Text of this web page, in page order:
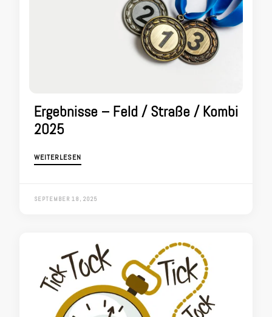
Ergebnisse – Feld / Straße / Kombi
2025
WEITERLESEN
SEPTEMBER 18, 2025